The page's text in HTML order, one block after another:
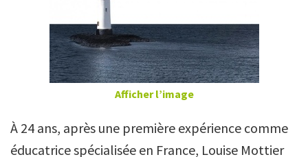
Afficher l’image
À 24 ans, après une première expérience comme
éducatrice spécialisée en France, Louise Mottier